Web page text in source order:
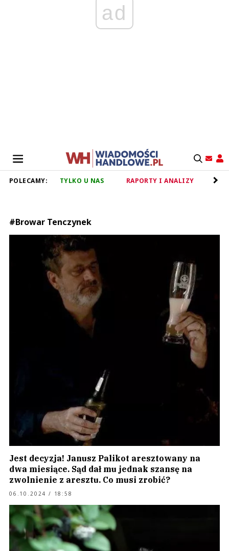
ad
POLECAMY: TYLKO U NAS RAPORTY I ANALIZY
#Browar Tenczynek
Jest decyzja! Janusz Palikot aresztowany na
dwa miesiące. Sąd dał mu jednak szansę na
zwolnienie z aresztu. Co musi zrobić?
06.10.2024 / 18:58